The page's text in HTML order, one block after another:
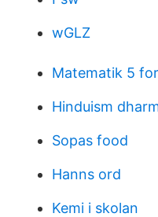
wGLZ
Matematik 5
Hinduism
Sopas food
Hanns ord
Kemi i skolan